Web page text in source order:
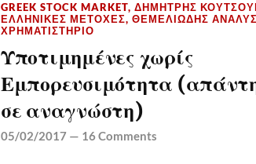
GREEK STOCK MARKET, ΔΗΜΉΤΡΗΣ
ΕΛΛΗΝΙΚΈΣ ΜΕΤΟΧΈΣ, ΘΕΜΕΛΙΏΔΗΣ
ΧΡΗΜΑΤΙΣΤΉΡΙΟ
Υποτιμημένες χωρίς
Εμπορευσιμότητα
σε αναγνώστη)
05/02/2017— 16 Comments